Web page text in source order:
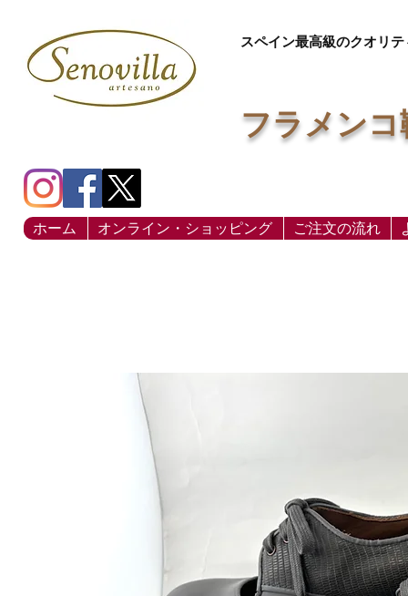
スペイン最高級のクオリ
フラメン
ホーム オンライン・ショッピング ご注文の流れ